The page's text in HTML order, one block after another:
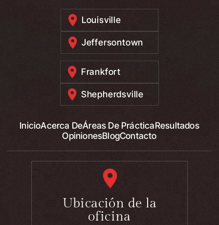
Louisville
Jeffersontown
Frankfort
Shepherdsville
InicioAcerca DeÁreas De PrácticaResultados
OpinionesBlogContacto
Ubicación de la
oficina